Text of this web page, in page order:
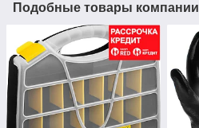
Подобные товары компании